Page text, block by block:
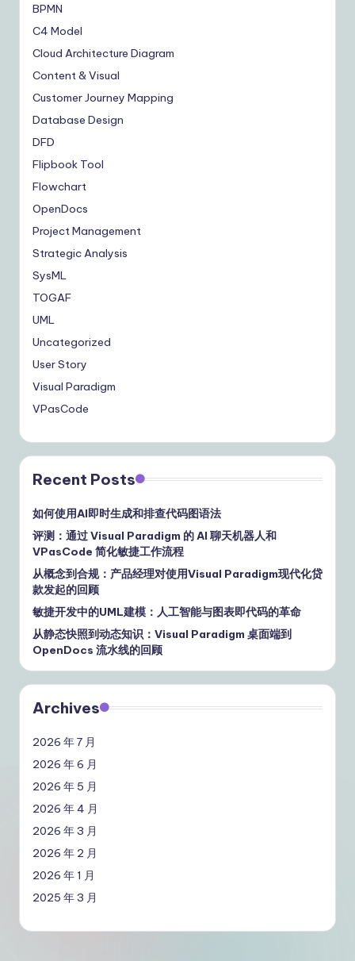
BPMN
C4 Model
Cloud Architecture Diagram
Content & Visual
Customer Journey Mapping
Database Design
DFD
Flipbook Tool
Flowchart
OpenDocs
Project Management
Strategic Analysis
SysML
TOGAF
UML
Uncategorized
User Story
Visual Paradigm
VPasCode
Recent Posts
如何使用AI即时生成和排查代码图语法
评测：通过 Visual Paradigm 的 AI 聊天机器人和
VPasCode 简化敏捷工作流程
从概念到合规：产品经理对使用Visual Paradigm现代化贷
款发起的回顾
敏捷开发中的UML建模：人工智能与图表即代码的革命
从静态快照到动态知识：Visual Paradigm 桌面端到
OpenDocs 流水线的回顾
Archives
2026 年 7 月
2026 年 6 月
2026 年 5 月
2026 年 4 月
2026 年 3 月
2026 年 2 月
2026 年 1 月
2025 年 3 月